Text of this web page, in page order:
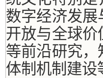
数字经济发
开放与全球
等前沿研究
体制机制建设